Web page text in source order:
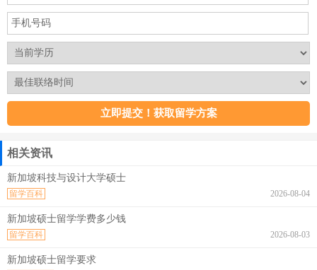
相关资讯
新加坡科技与设计大学硕士
2026-08-04
留学百科
新加坡硕士留学学费多少钱
2026-08-03
留学百科
新加坡硕士留学要求